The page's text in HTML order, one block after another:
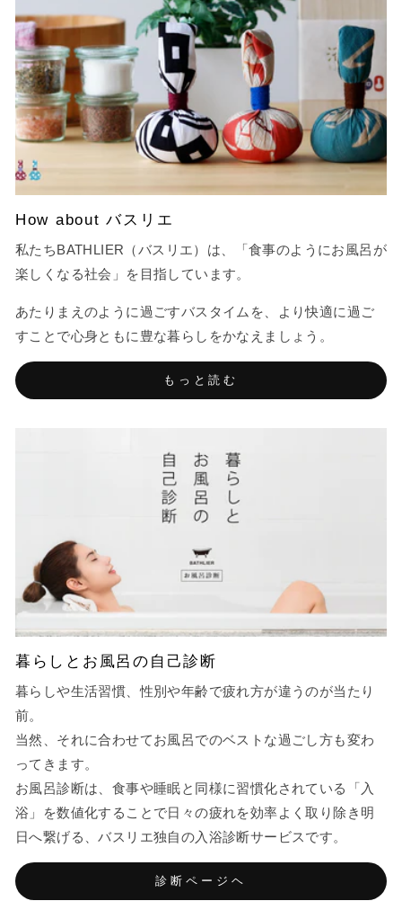
How about バスリエ
私たちBATHLIER（バスリエ）は、「食事のようにお風呂が
楽しくなる社会」を目指しています。
あたりまえのように過ごすバスタイムを、より快適に過ご
すことで心身ともに豊な暮らしをかなえましょう。
もっと読む
暮らしとお風呂の自己診断
暮らしや生活習慣、性別や年齢で疲れ方が違うのが当たり
前。
当然、それに合わせてお風呂でのベストな過ごし方も変わ
ってきます。
お風呂診断は、食事や睡眠と同様に習慣化されている「入
浴」を数値化することで日々の疲れを効率よく取り除き明
日へ繋げる、バスリエ独自の入浴診断サービスです。
診断ページヘ